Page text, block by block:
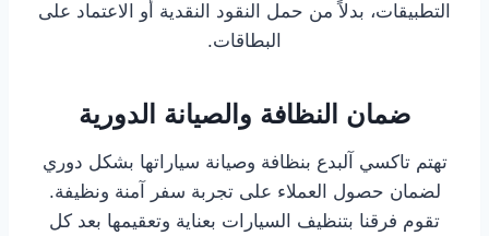
التطبيقات، بدلاً من حمل النقود النقدية أو الاعتماد على
البطاقات.
ضمان النظافة والصيانة الدورية
تهتم تاكسي آلبدع بنظافة وصيانة سياراتها بشكل دوري
لضمان حصول العملاء على تجربة سفر آمنة ونظيفة.
تقوم فرقنا بتنظيف السيارات بعناية وتعقيمها بعد كل